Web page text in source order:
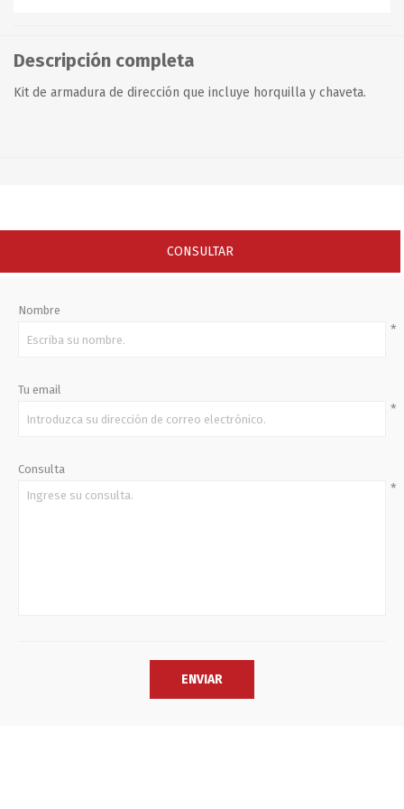
Descripción completa
Kit de armadura de dirección que incluye horquilla y chaveta.
CONSULTAR
Nombre
*
Tu email
*
Consulta
*